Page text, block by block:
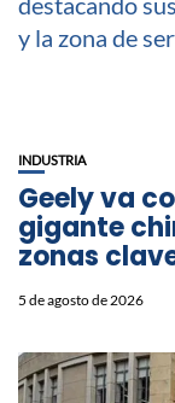
INDUSTRIA
Geely va
gigante
zonas
5 de agosto de 2026